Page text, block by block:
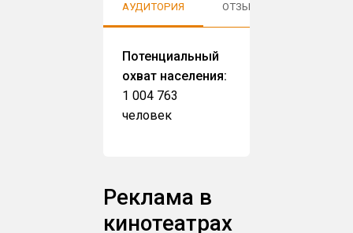
АУДИТОРИЯ ОТЗЫВЫ
Потенциальный
охват населения:
1 004 763
человек
Реклама в
кинотеатрах